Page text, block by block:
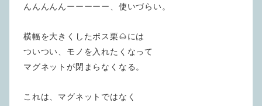
んんんんんーーーーー、使いづらい。
横幅を大きくしたボス栗🌰には
ついつい、モノを入れたくなって
マグネットが閉まらなくなる。
これは、マグネットではなく